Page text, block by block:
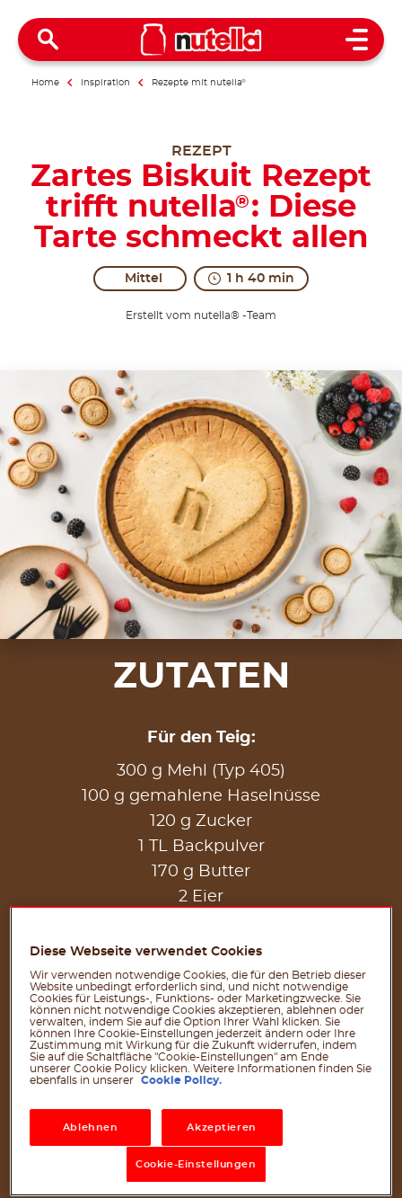
Open
Home Inspiration Rezepte mit nutella®
REZEPT
Zartes Biskuit Rezept
trifft nutella® : Diese
Tarte schmeckt allen
Mittel 1 h 40 min
Erstellt vom nutella® -Team
ZUTATEN
Für den Teig:
300 g Mehl (Typ 405)
100 g gemahlene Haselnüsse
120 g Zucker
1 TL Backpulver
170 g Butter
2 Eier
Für die Füllung:
250 g fettreduzierter Frischkäse
120 g Joghurt 3.5% Fett
2 EL Zucker
1 EL Speisestärke
1 Ei
150 g Beeren-Mix (gefroren)
Für das Topping:
120 g (15g/Portion) nutella
Diese Webseite verwendet Cookies
Wir verwenden notwendige Cookies, die für den Betrieb dieser
Website unbedingt erforderlich sind, und nicht notwendige
Cookies für Leistungs-, Funktions- oder Marketingzwecke. Sie
können nicht notwendige Cookies akzeptieren, ablehnen oder
verwalten, indem Sie auf die Option Ihrer Wahl klicken. Sie
können Ihre Cookie-Einstellungen jederzeit ändern oder Ihre
Zustimmung mit Wirkung für die Zukunft widerrufen, indem
Sie auf die Schaltfläche "Cookie-Einstellungen" am Ende
unserer Cookie Policy klicken. Weitere Informationen finden Sie
ebenfalls in unserer
Cookie Policy.
Ablehnen Akzeptieren
Cookie-Einstellungen